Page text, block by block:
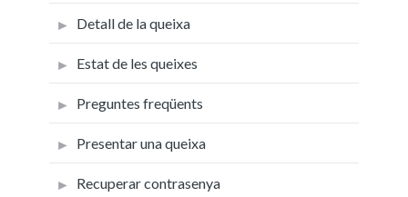
Detall de la queixa
Estat de les queixes
Preguntes freqüents
Presentar una queixa
Recuperar contrasenya